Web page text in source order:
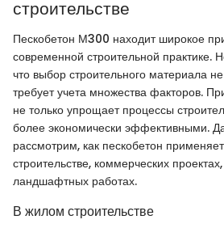
строительстве
Пескобетон М300 находит широкое
современной строительной практике.
что выбор строительного материала
требует учета множества факторов.
не только упрощает процессы
более экономически эффективными.
рассмотрим, как пескобетон
строительстве, коммерческих
ландшафтных работах.
В жилом строительстве